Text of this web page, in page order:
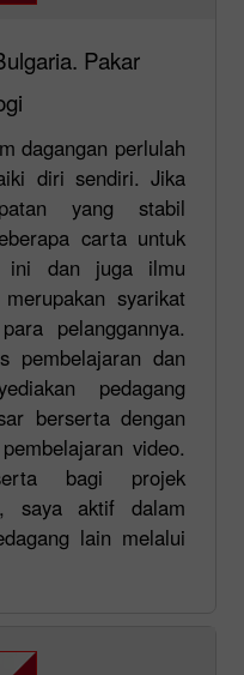
Pakar
dagangan perlulah
diri sendiri. Jika
yang stabil
carta untuk
ini dan juga ilmu
syarikat
pelanggannya.
pembelajaran dan
pedagang
berserta dengan
video.
bagi projek
saya aktif dalam
lain melalui